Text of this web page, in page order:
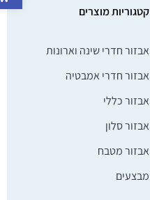
קטגוריות מוצרים
אבזור חדרי שינה וארונות
אבזור חדרי אמבטיה
אבזור כללי
אבזור סלון
אבזור מטבח
מבצעים